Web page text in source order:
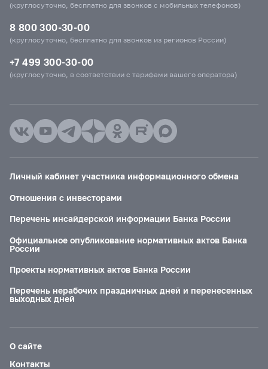
(круглосуточно, бесплатно для звонков с мобильных телефонов)
8 800 300-30-00
(круглосуточно, бесплатно для звонков из регионов России)
+7 499 300-30-00
(круглосуточно, в соответствии с тарифами вашего оператора)
Личный кабинет участника информационного обмена
Отношения с инвесторами
Перечень инсайдерской информации Банка России
Официальное опубликование нормативных актов Банка
России
Проекты нормативных актов Банка России
Перечень нерабочих праздничных дней и перенесенных
выходных дней
О сайте
Контакты